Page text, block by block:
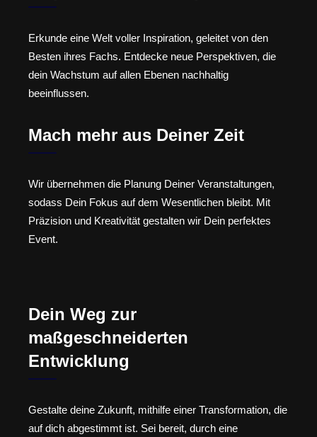
Erkunde eine Welt voller Inspiration, geleitet von den
Besten ihres Fachs. Entdecke neue Perspektiven, die
dein Wachstum auf allen Ebenen nachhaltig
beeinflussen.
Mach mehr aus Deiner Zeit
Wir übernehmen die Planung Deiner Veranstaltungen,
sodass Dein Fokus auf dem Wesentlichen bleibt. Mit
Präzision und Kreativität gestalten wir Dein perfektes
Event.
Dein Weg zur
maßgeschneiderten
Entwicklung
Gestalte deine Zukunft, mithilfe einer Transformation, die
auf dich abgestimmt ist. Sei bereit, durch eine